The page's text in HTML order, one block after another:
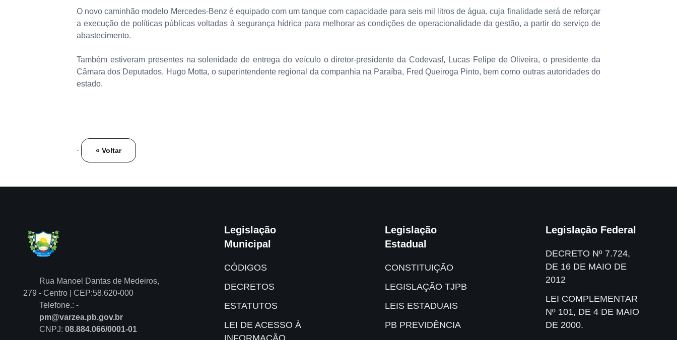
O novo caminhão modelo Mercedes-Benz é equipado com um tanque com capacidade para seis mil litros de água, cuja finalidade será de reforçar
a execução de políticas públicas voltadas à segurança hídrica para melhorar as condições de operacionalidade da gestão, a partir do serviço de
abastecimento.
Também estiveram presentes na solenidade de entrega do veículo o diretor-presidente da Codevasf, Lucas Felipe de Oliveira, o presidente da
Câmara dos Deputados, Hugo Motta, o superintendente regional da companhia na Paraíba, Fred Queiroga Pinto, bem como outras autoridades do
estado.
- « Voltar
Rua Manoel Dantas de Medeiros,
279 - Centro | CEP:58.620-000
Telefone.: -
pm@varzea.pb.gov.br
CNPJ: 08.884.066/0001-01
Legislação
Municipal
CÓDIGOS
DECRETOS
ESTATUTOS
LEI DE ACESSO À
INFORMAÇÃO
Legislação
Estadual
CONSTITUIÇÃO
LEGISLAÇÃO TJPB
LEIS ESTADUAIS
PB PREVIDÊNCIA
Legislação Federal
DECRETO Nº 7.724,
DE 16 DE MAIO DE
2012
LEI COMPLEMENTAR
Nº 101, DE 4 DE MAIO
DE 2000.